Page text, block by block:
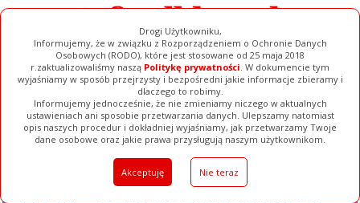
Drogi Użytkowniku,
Informujemy, że w związku z Rozporządzeniem o Ochronie Danych
Osobowych (RODO), które jest stosowane od 25 maja 2018
r.zaktualizowaliśmy naszą Politykę prywatności. W dokumencie tym
wyjaśniamy w sposób przejrzysty i bezpośredni jakie informacje zbieramy i
dlaczego to robimy.
Informujemy jednocześnie, że nie zmieniamy niczego w aktualnych
ustawieniach ani sposobie przetwarzania danych. Ulepszamy natomiast
opis naszych procedur i dokładniej wyjaśniamy, jak przetwarzamy Twoje
dane osobowe oraz jakie prawa przysługują naszym użytkownikom.
Akceptuję Nie teraz
Ogłoszenia Filmy Galerie Baza Firm Pełna Wersja